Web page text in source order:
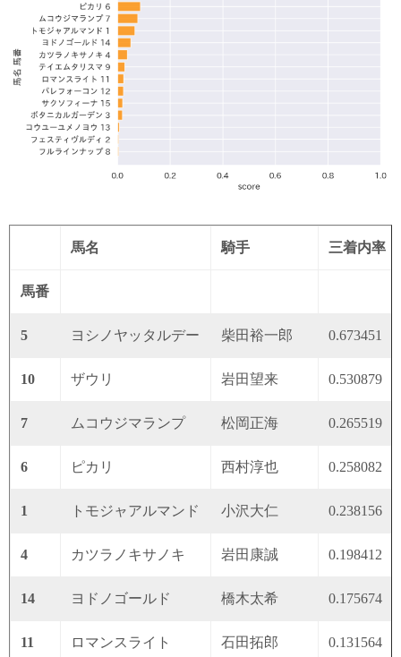
馬名 騎手 三着内率
馬番
5 ヨシノヤッタルデー 柴田裕一郎 0.673451
10 ザウリ 岩田望来 0.530879
7 ムコウジマランプ 松岡正海 0.265519
6 ピカリ 西村淳也 0.258082
1 トモジャアルマンド 小沢大仁 0.238156
4 カツラノキサノキ 岩田康誠 0.198412
14 ヨドノゴールド 橋木太希 0.175674
11 ロマンスライト 石田拓郎 0.131564